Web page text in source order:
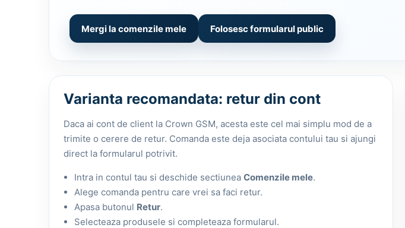
Accesorii Dispozitive
Accesorii Tableta
Vezi
Accesorii Auto
Accesorii Auto
Suporti Auto fara Incarcare
Suporti Telefon MOTO
Modulatoare FM
Mergi la comenzile mele Folosesc formularul public
Varianta recomandata: retur din cont
Daca ai cont de client la Crown GSM, acesta este cel mai simplu mod de a
trimite o cerere de retur. Comanda este deja asociata contului tau si ajungi
direct la formularul potrivit.
Intra in contul tau si deschide sectiunea Comenzile mele.
Alege comanda pentru care vrei sa faci retur.
Apasa butonul Retur.
Selecteaza produsele si completeaza formularul.